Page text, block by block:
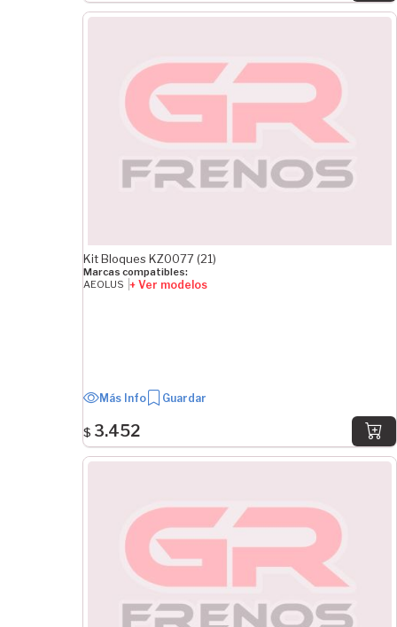
Kit Bloques KZ0077 (21)
Marcas compatibles:
AEOLUS + Ver modelos
Más Info Guardar
$ 3.452